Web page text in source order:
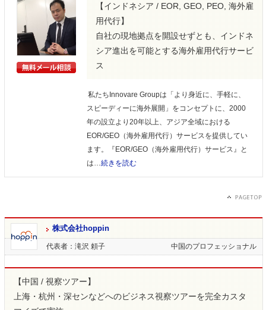
【インドネシア / EOR, GEO, PEO, 海外雇
用代行】
自社の現地拠点を開設せずとも、インドネ
シア進出を可能とする海外雇用代行サービ
ス
私たちInnovare Groupは「より身近に、手軽に、
スピーディーに海外展開」をコンセプトに、2000
年の設立より20年以上、アジア全域における
EOR/GEO（海外雇用代行）サービスを提供してい
ます。『EOR/GEO（海外雇用代行）サービス』と
は… 続きを読む
株式会社hoppin
中国のプロフェッショナル
代表者：滝沢 頼子
【中国 / 視察ツアー】
上海・杭州・深センなどへのビジネス視察ツアーを完全カスタ